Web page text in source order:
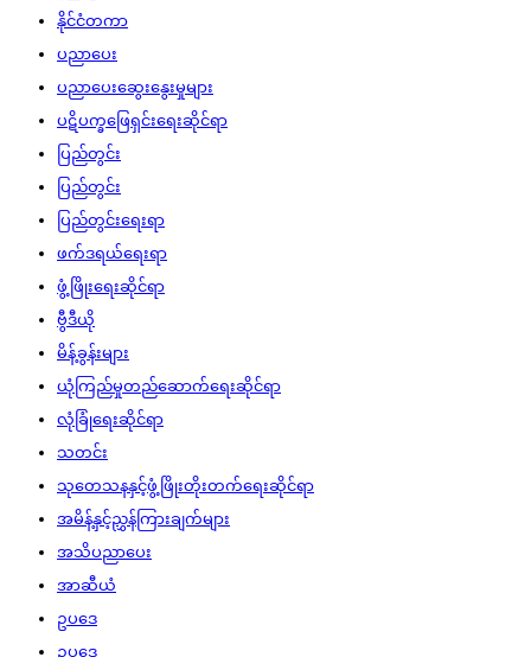
နိုင်ငံတကာ
ပညာပေး
ပညာပေးဆွေးနွေးမှုများ
ပဋိပက္ခဖြေရှင်းရေးဆိုင်ရာ
ပြည်တွင်း
ပြည်တွင်း
ပြည်တွင်းရေးရာ
ဖက်ဒရယ်ရေးရာ
ဖွံ့ဖြိုးရေးဆိုင်ရာ
ဗွီဒီယို
မိန့်ခွန်းများ
ယုံကြည်မှုတည်ဆောက်ရေးဆိုင်ရာ
လုံခြုံရေးဆိုင်ရာ
သတင်း
သုတေသနနှင့်ဖွံ့ဖြိုးတိုးတက်ရေးဆိုင်ရာ
အမိန့်နှင့်ညွှန်ကြားချက်များ
အသိပညာပေး
အာဆီယံ
ဥပဒေ
ဥပဒေ